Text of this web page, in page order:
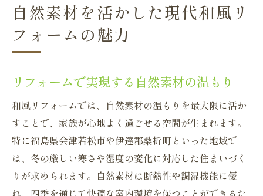
自然素材を活かした現代和風リ
フォームの魅力
リフォームで実現する自然素材の温もり
和風リフォームでは、自然素材の温もりを最大限に活か
すことで、家族が心地よく過ごせる空間が生まれます。
特に福島県会津若松市や伊達郡桑折町といった地域で
は、冬の厳しい寒さや湿度の変化に対応した住まいづく
りが求められます。自然素材は断熱性や調湿機能に優
れ、四季を通じて快適な室内環境を保つことができるた